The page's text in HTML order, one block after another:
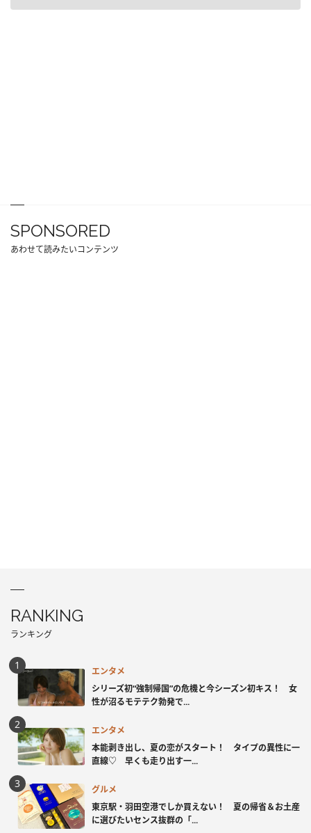
SPONSORED
あわせて読みたいコンテンツ
RANKING
ランキング
エンタメ
シリーズ初“強制帰国”の危機と今シーズン初キス！ 女
性が沼るモテテク勃発で...
エンタメ
本能剥き出し、夏の恋がスタート！ タイプの異性に一
直線♡ 早くも走り出す一...
グルメ
東京駅・羽田空港でしか買えない！ 夏の帰省＆お土産
に選びたいセンス抜群の「...